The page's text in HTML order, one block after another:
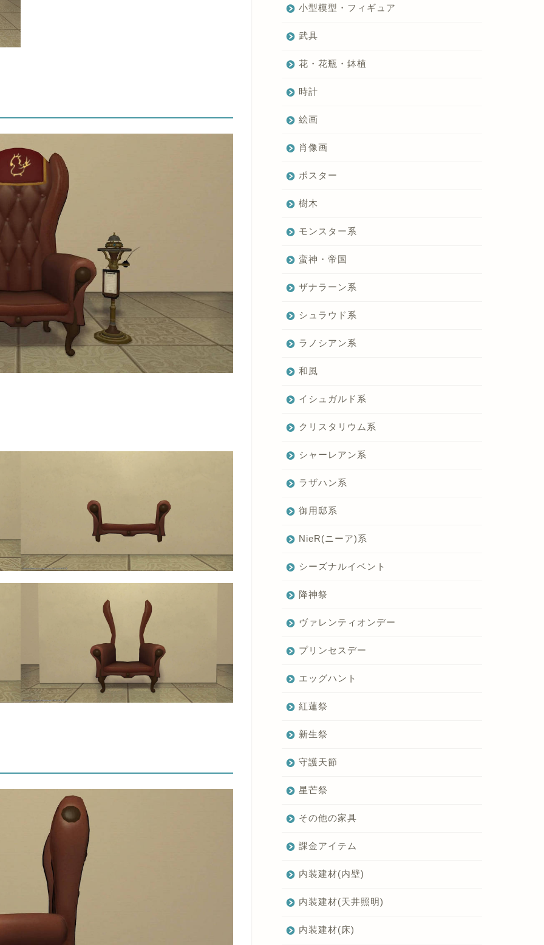
小型模型・フィギュア
武具
花・花瓶・鉢植
時計
絵画
肖像画
ポスター
樹木
モンスター系
蛮神・帝国
ザナラーン系
シュラウド系
ラノシアン系
和風
イシュガルド系
クリスタリウム系
シャーレアン系
ラザハン系
御用邸系
NieR(ニーア)系
シーズナルイベント
降神祭
ヴァレンティオンデー
プリンセスデー
エッグハント
紅蓮祭
新生祭
守護天節
星芒祭
その他の家具
課金アイテム
内装建材(内壁)
内装建材(天井照明)
内装建材(床)